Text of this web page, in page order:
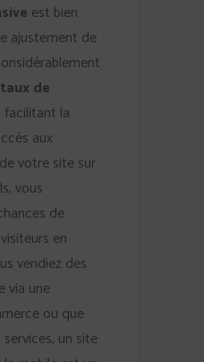
est bien
ajustement de
taux de
facilitant la
aux
votre site sur
vous
de
en
vendiez des
via une
ou que
un site